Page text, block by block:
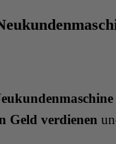
Geld verdienen